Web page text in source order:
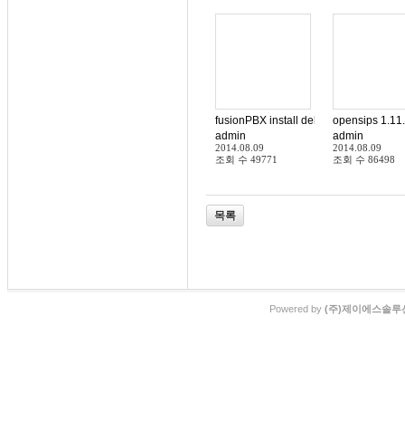
fusionPBX install debian wheezy
admin
2014.08.09
조회 수 49771
opensips
admin
2014.08.09
조회 수 86498
목록
Powered by (주)제이에스솔루